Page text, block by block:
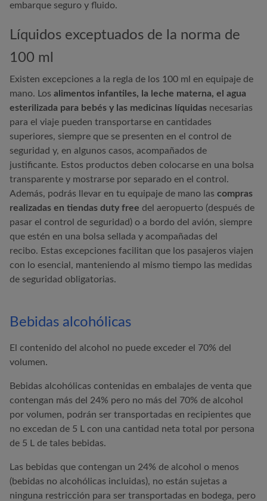
embarque seguro y fluido.
Líquidos exceptuados de la norma de
100 ml
Existen excepciones a la regla de los 100 ml en equipaje de
mano. Los alimentos infantiles, la leche materna, el agua
esterilizada para bebés y las medicinas líquidas necesarias
para el viaje pueden transportarse en cantidades
superiores, siempre que se presenten en el control de
seguridad y, en algunos casos, acompañados de
justificante. Estos productos deben colocarse en una bolsa
transparente y mostrarse por separado en el control.
Además, podrás llevar en tu equipaje de mano las compras
realizadas en tiendas duty free del aeropuerto (después de
pasar el control de seguridad) o a bordo del avión, siempre
que estén en una bolsa sellada y acompañadas del
recibo. Estas excepciones facilitan que los pasajeros viajen
con lo esencial, manteniendo al mismo tiempo las medidas
de seguridad obligatorias.
Bebidas alcohólicas
El contenido del alcohol no puede exceder el 70% del
volumen.
Bebidas alcohólicas contenidas en embalajes de venta que
contengan más del 24% pero no más del 70% de alcohol
por volumen, podrán ser transportadas en recipientes que
no excedan de 5 L con una cantidad neta total por persona
de 5 L de tales bebidas.
Las bebidas que contengan un 24% de alcohol o menos
(bebidas no alcohólicas incluidas), no están sujetas a
ninguna restricción para ser transportadas en bodega, pero